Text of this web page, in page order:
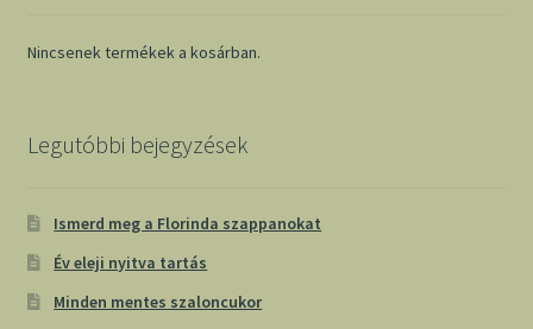
Nincsenek termékek a kosárban.
Legutóbbi bejegyzések
Ismerd meg a Florinda szappanokat
Év eleji nyitva tartás
Minden mentes szaloncukor